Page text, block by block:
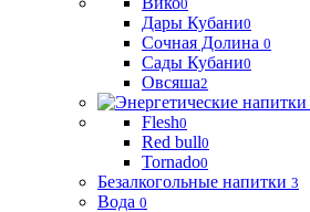
0
Дары Кубани0
Сочная Долина 0
Сады Кубани0
Овсяша2
Flesh0
Red bull0
Tornado0
Безалкогольные напитки 3
Вода 0